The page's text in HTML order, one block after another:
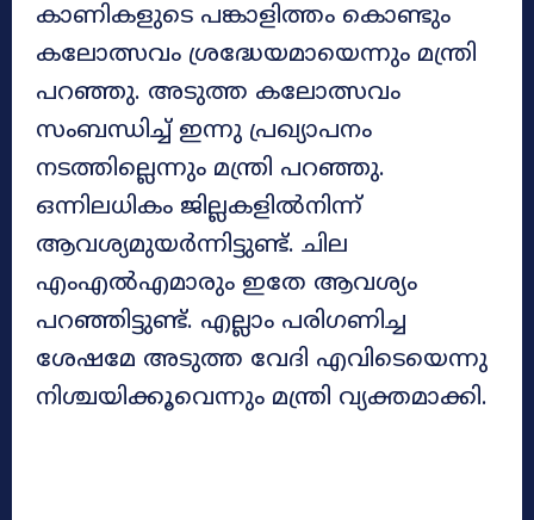
കാണികളുടെ പങ്കാളിത്തം കൊണ്ടും
കലോത്സവം ശ്രദ്ധേയമായെന്നും മന്ത്രി
പറഞ്ഞു. അടുത്ത കലോത്സവം
സംബന്ധിച്ച് ഇന്നു പ്രഖ്യാപനം
നടത്തില്ലെന്നും മന്ത്രി പറഞ്ഞു.
ഒന്നിലധികം ജില്ലകളിൽനിന്ന്
ആവശ്യമുയർന്നിട്ടുണ്ട്. ചില
എംഎൽഎമാരും ഇതേ ആവശ്യം
പറഞ്ഞിട്ടുണ്ട്. എല്ലാം പരിഗണിച്ച
ശേഷമേ അടുത്ത വേദി എവിടെയെന്നു
നിശ്ചയിക്കൂവെന്നും മന്ത്രി വ്യക്തമാക്കി.